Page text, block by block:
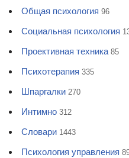
Общая психология 96
Социальная психология
Проективная техника 85
Психотерапия 335
Шпаргалки 270
Интимно 312
Словари 1443
Психология управления